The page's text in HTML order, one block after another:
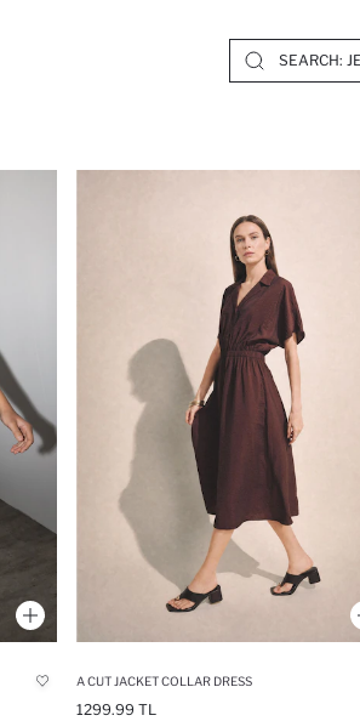
A CUT JACKET COLLAR DRESS
1299.99 TL